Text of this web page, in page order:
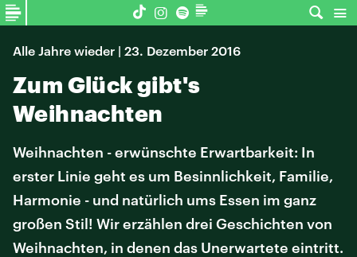
Alle Jahre wieder | 23. Dezember 2016
Zum Glück gibt's
Weihnachten
Weihnachten - erwünschte Erwartbarkeit: In
erster Linie geht es um Besinnlichkeit, Familie,
Harmonie - und natürlich ums Essen im ganz
großen Stil! Wir erzählen drei Geschichten von
Weihnachten, in denen das Unerwartete eintritt.